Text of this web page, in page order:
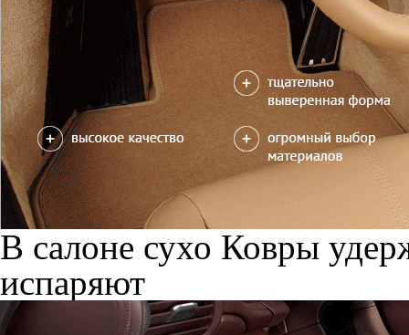
В салоне сухо Ковры
испаряют